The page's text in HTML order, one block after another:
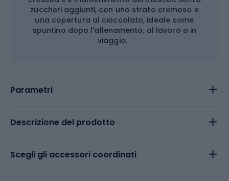
zuccheri aggiunti, con uno strato cremoso e
una copertura al cioccolato, ideale come
spuntino dopo l'allenamento, al lavoro o in
viaggio.
Parametri
Descrizione del prodotto
Scegli gli accessori coordinati